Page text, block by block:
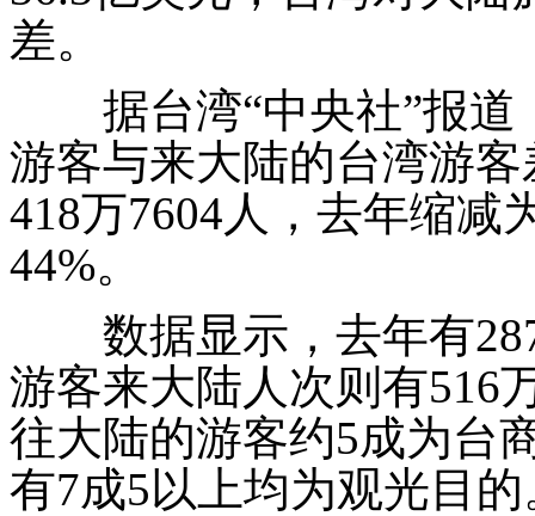
差。
据台湾“中央社”报道
游客与来大陆的台湾游
418万7604人，去年缩减
44%。
数据显示，去年有
游客来大陆人次则有516
往大陆的游客约5成为台
有7成5以上均为观光目的